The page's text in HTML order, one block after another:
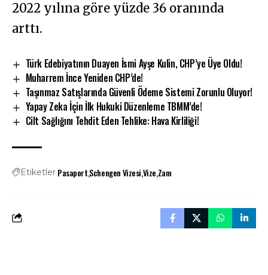
2022 yılına göre yüzde 36 oranında
arttı.
Türk Edebiyatının Duayen İsmi Ayşe Kulin, CHP’ye Üye Oldu!
Muharrem İnce Yeniden CHP’de!
Taşınmaz Satışlarında Güvenli Ödeme Sistemi Zorunlu Oluyor!
Yapay Zeka İçin İlk Hukuki Düzenleme TBMM’de!
Cilt Sağlığını Tehdit Eden Tehlike: Hava Kirliliği!
Etiketler PasaportSchengen VizesiVizeZam